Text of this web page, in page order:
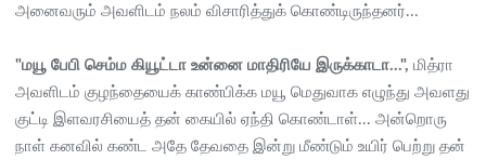
அனைவரும் அவளிடம் நலம் விசாரித்துக் கொண்டிருந்தனர்...
"மயூ பேபி செம்ம கியூட்டா உன்னை மாதிரியே இருக்காடா...", மித்ரா
அவளிடம் குழந்தையைக் காண்பிக்க மயூ மெதுவாக எழுந்து அவளது
குட்டி இளவரசியைத் தன் கையில் ஏந்தி கொண்டாள்... அன்றொரு
நாள் கனவில் கண்ட அதே தேவதை இன்று மீண்டும் உயிர் பெற்று தன்